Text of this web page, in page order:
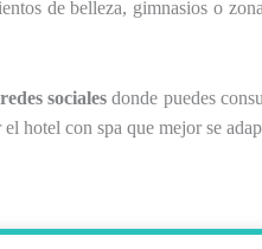
de belleza, gimnasios o
sociales donde puedes
hotel con spa que mejor se